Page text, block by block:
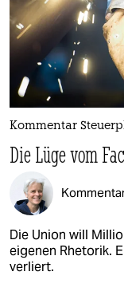
Kommentar
Die Lüge vom
Die Union will
eigenen Rhetorik.
verliert.